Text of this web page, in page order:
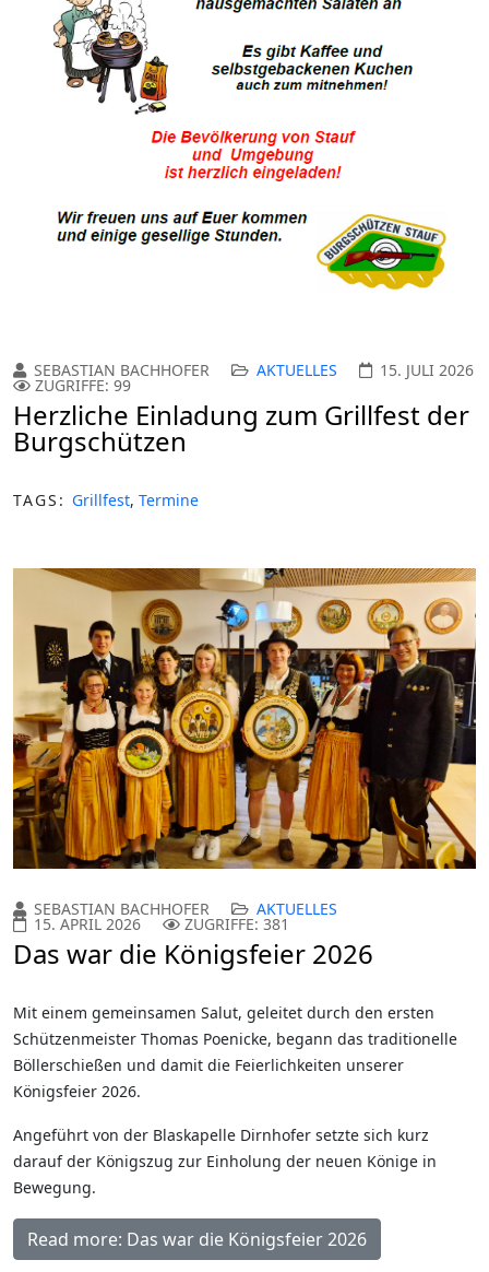
SEBASTIAN BACHHOFER AKTUELLES 15. JULI 2026
ZUGRIFFE: 99
Herzliche Einladung zum Grillfest der
Burgschützen
TAGS: Grillfest, Termine
SEBASTIAN BACHHOFER AKTUELLES
15. APRIL 2026 ZUGRIFFE: 381
Das war die Königsfeier 2026
Mit einem gemeinsamen Salut, geleitet durch den ersten
Schützenmeister Thomas Poenicke, begann das traditionelle
Böllerschießen und damit die Feierlichkeiten unserer
Königsfeier 2026.
Angeführt von der Blaskapelle Dirnhofer setzte sich kurz
darauf der Königszug zur Einholung der neuen Könige in
Bewegung.
Read more: Das war die Königsfeier 2026